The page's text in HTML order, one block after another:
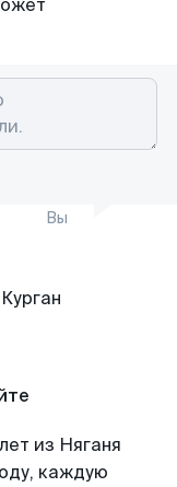
Вы
из Няганя
каждую